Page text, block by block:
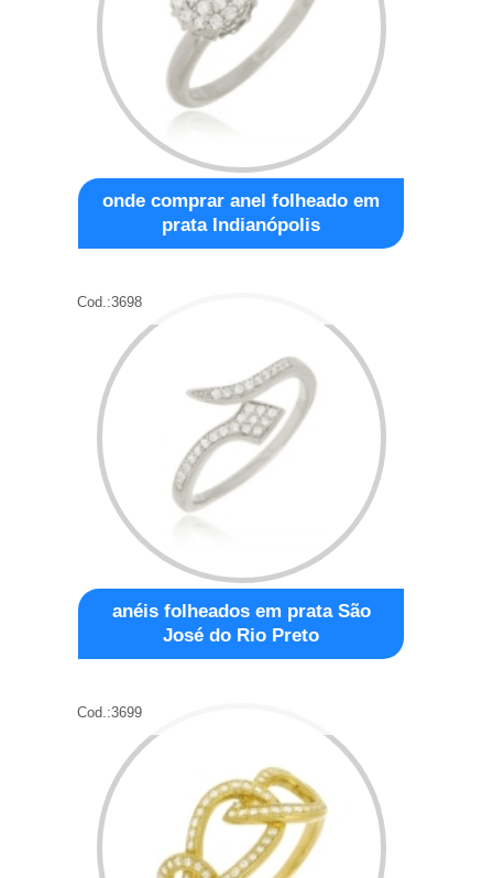
onde comprar anel folheado em
prata Indianópolis
Cod.:3698
anéis folheados em prata São
José do Rio Preto
Cod.:3699